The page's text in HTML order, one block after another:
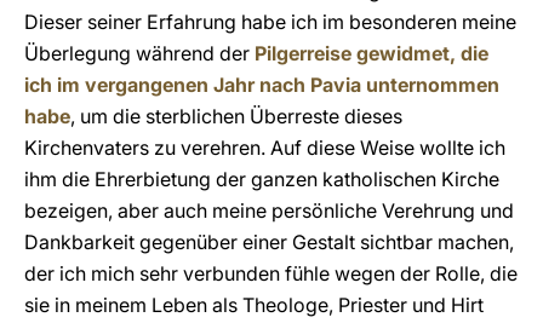
Dieser seiner Erfahrung habe ich im besonderen meine
Überlegung während der Pilgerreise gewidmet, die
ich im vergangenen Jahr nach Pavia unternommen
habe, um die sterblichen Überreste dieses
Kirchenvaters zu verehren. Auf diese Weise wollte ich
ihm die Ehrerbietung der ganzen katholischen Kirche
bezeigen, aber auch meine persönliche Verehrung und
Dankbarkeit gegenüber einer Gestalt sichtbar machen,
der ich mich sehr verbunden fühle wegen der Rolle, die
sie in meinem Leben als Theologe, Priester und Hirt